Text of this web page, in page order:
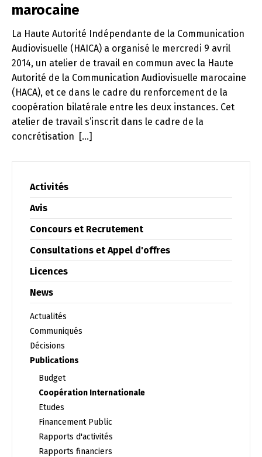
marocaine
La Haute Autorité Indépendante de la Communication
Audiovisuelle (HAICA) a organisé le mercredi 9 avril
2014, un atelier de travail en commun avec la Haute
Autorité de la Communication Audiovisuelle marocaine
(HACA), et ce dans le cadre du renforcement de la
coopération bilatérale entre les deux instances. Cet
atelier de travail s’inscrit dans le cadre de la
concrétisation [...]
Activités
Avis
Concours et Recrutement
Consultations et Appel d'offres
Licences
News
Actualités
Communiqués
Décisions
Publications
Budget
Coopération Internationale
Etudes
Financement Public
Rapports d'activités
Rapports financiers